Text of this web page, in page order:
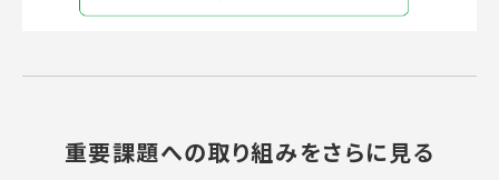
重要課題への取り組みをさらに見る